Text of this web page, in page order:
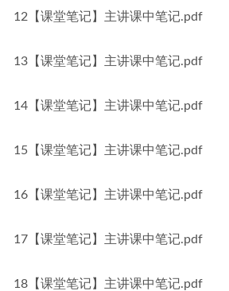
12【课堂笔记】主讲课中笔记.pdf
13【课堂笔记】主讲课中笔记.pdf
14【课堂笔记】主讲课中笔记.pdf
15【课堂笔记】主讲课中笔记.pdf
16【课堂笔记】主讲课中笔记.pdf
17【课堂笔记】主讲课中笔记.pdf
18【课堂笔记】主讲课中笔记.pdf